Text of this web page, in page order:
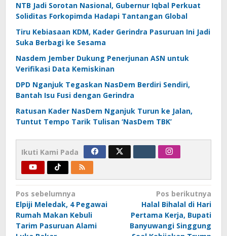
NTB Jadi Sorotan Nasional, Gubernur Iqbal Perkuat
Soliditas Forkopimda Hadapi Tantangan Global
Tiru Kebiasaan KDM, Kader Gerindra Pasuruan Ini Jadi
Suka Berbagi ke Sesama
Nasdem Jember Dukung Penerjunan ASN untuk
Verifikasi Data Kemiskinan
DPD Nganjuk Tegaskan NasDem Berdiri Sendiri,
Bantah Isu Fusi dengan Gerindra
Ratusan Kader NasDem Nganjuk Turun ke Jalan,
Tuntut Tempo Tarik Tulisan ‘NasDem TBK’
Ikuti Kami Pada
Navigasi
pos
Pos sebelumnya
Elpiji Meledak, 4 Pegawai
Rumah Makan Kebuli
Tarim Pasuruan Alami
Pos berikutnya
Halal Bihalal di Hari
Pertama Kerja, Bupati
Banyuwangi Singgung